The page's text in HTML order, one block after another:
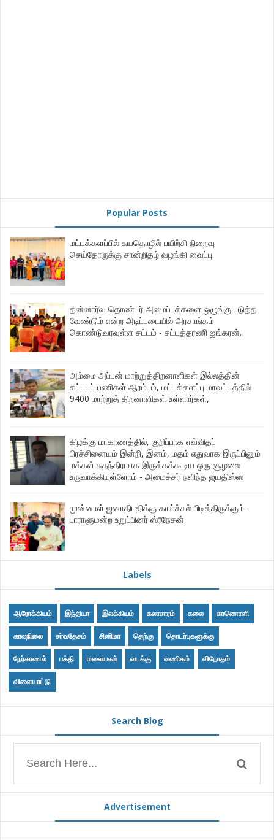
Popular Posts
மட்டக்களப்பில் சுயதொழில் பயிற்சி நிறைவு
செய்தோருக்கு சான்றிதழ் வழங்கி வைப்பு.
தன்னார்வ தொண்டர் அமைப்புக்களை ஒழுங்கு படுத்த
வேண்டும் என்ற அடிப்படையில் அரசாங்கம்
கொண்டுவரவுள்ள சட்டம் - சட்டத்தரணி ஐங்கரன்.
அம்மை அப்பன் மாற்றுத்திறனாளிகள் இல்லத்தின்
கட்டடப் பணிகள் ஆரம்பம், மட்டக்களப்பு மாவட்டத்தில்
9400 மாற்றுத் திறனாளிகள் உள்ளார்கள்,
கிழக்கு மாகாணத்தில், குறிப்பாக எவ்விதப்
பிரச்சினையும் இன்றி, இனம், மதம் எதுவாக இருப்பினும்
மக்கள் சுதந்திரமாக இருக்கக்கூடிய ஒரு சூழலை
உருவாக்கியுள்ளோம் - அமைச்சர் நளிந்த ஜயதிஸ்ஸ
முன்னாள் ஜனாதிபதிக்கு காய்ச்சல் பிடித்திருக்கும் -
பாராளுமன்ற உறுப்பினர் ஸ்ரீநேசன்
Labels
ஆரோக்கியம் இந்தியா இலக்கியம் கலாசாரம் கலை காணொளி
காலநிலை சர்வதேசம் சினிமா தெற்கு தொடர்புகளுக்கு
நேர்காணல் பக்தி மலையகம் வடக்கு வணிகம் விநோதம்
விளையாட்டு
Search Blog
Advertisement